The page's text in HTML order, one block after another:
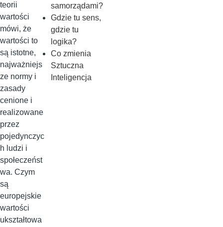
teorii
wartości
mówi, że
wartości to
są istotne,
najważniejs
ze normy i
zasady
cenione i
realizowane
przez
pojedynczyc
h ludzi i
społeczeńst
wa. Czym
są
europejskie
wartości
ukształtowa
samorządami?
Gdzie tu sens,
gdzie tu
logika?
Co zmienia
Sztuczna
Inteligencja